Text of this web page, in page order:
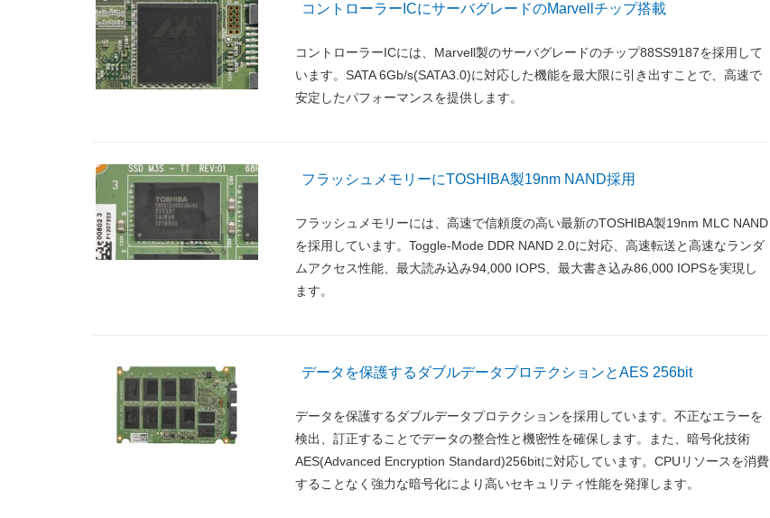
コントローラーICにサーバグレードのMarvellチップ搭載
コントローラーICには、Marvell製のサーバグレードのチップ88SS9187を採用して
います。SATA 6Gb/s(SATA3.0)に対応した機能を最大限に引き出すことで、高速で
安定したパフォーマンスを提供します。
フラッシュメモリーにTOSHIBA製19nm NAND採用
フラッシュメモリーには、高速で信頼度の高い最新のTOSHIBA製19nm MLC NAND
を採用しています。Toggle-Mode DDR NAND 2.0に対応、高速転送と高速なランダ
ムアクセス性能、最大読み込み94,000 IOPS、最大書き込み86,000 IOPSを実現し
ます。
データを保護するダブルデータプロテクションとAES 256bit
データを保護するダブルデータプロテクションを採用しています。不正なエラーを
検出、訂正することでデータの整合性と機密性を確保します。また、暗号化技術
AES(Advanced Encryption Standard)256bitに対応しています。CPUリソースを消費
することなく強力な暗号化により高いセキュリティ性能を発揮します。